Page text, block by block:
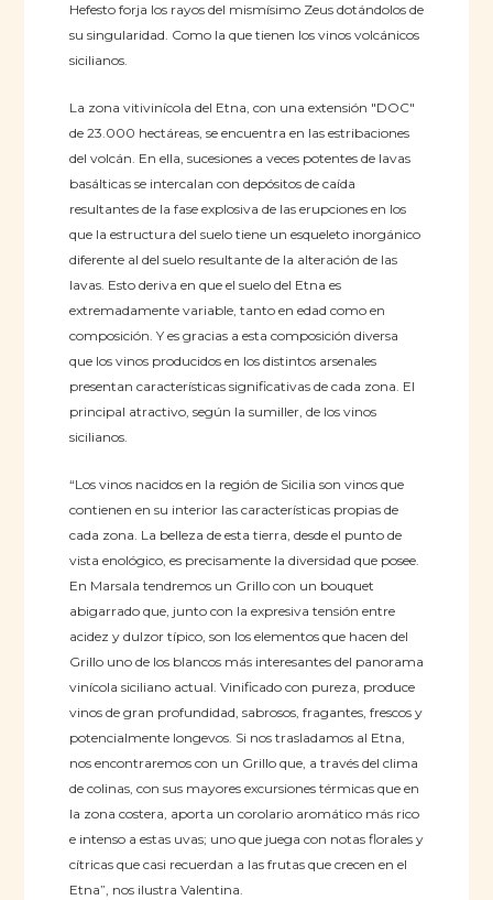
Hefesto forja los rayos del mismísimo Zeus dotándolos de
su singularidad. Como la que tienen los vinos volcánicos
sicilianos.
La zona vitivinícola del Etna, con una extensión "DOC"
de 23.000 hectáreas, se encuentra en las estribaciones
del volcán. En ella, sucesiones a veces potentes de lavas
basálticas se intercalan con depósitos de caída
resultantes de la fase explosiva de las erupciones en los
que la estructura del suelo tiene un esqueleto inorgánico
diferente al del suelo resultante de la alteración de las
lavas. Esto deriva en que el suelo del Etna es
extremadamente variable, tanto en edad como en
composición. Y es gracias a esta composición diversa
que los vinos producidos en los distintos arsenales
presentan características significativas de cada zona. El
principal atractivo, según la sumiller, de los vinos
sicilianos.
“Los vinos nacidos en la región de Sicilia son vinos que
contienen en su interior las características propias de
cada zona. La belleza de esta tierra, desde el punto de
vista enológico, es precisamente la diversidad que posee.
En Marsala tendremos un Grillo con un bouquet
abigarrado que, junto con la expresiva tensión entre
acidez y dulzor típico, son los elementos que hacen del
Grillo uno de los blancos más interesantes del panorama
vinícola siciliano actual. Vinificado con pureza, produce
vinos de gran profundidad, sabrosos, fragantes, frescos y
potencialmente longevos. Si nos trasladamos al Etna,
nos encontraremos con un Grillo que, a través del clima
de colinas, con sus mayores excursiones térmicas que en
la zona costera, aporta un corolario aromático más rico
e intenso a estas uvas; uno que juega con notas florales y
cítricas que casi recuerdan a las frutas que crecen en el
Etna”, nos ilustra Valentina.